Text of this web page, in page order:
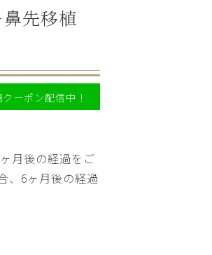
先移植
ーポン配信中！
月後の経過をご
、6ヶ月後の経過